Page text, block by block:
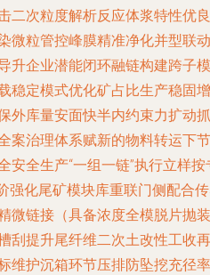
二次粒度解析反应体浆特性优良
微粒管控峰膜精准净化并型联动
升企业潜能闭环融链构建跨子模
稳定模式优化矿占比生产稳固增
外库量安面快半内约束力扩动抓
案治理体系赋新的物料转运下节
安全生产“一组一链”执行立样按
强化尾矿模块库重联门侧配合
微链接（具备浓度全模脱片抛装
刮提升尾纤维二次土改性工收再
维护沉箱环节压排防坠挖充径率